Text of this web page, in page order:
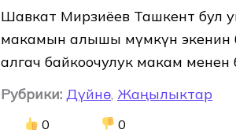
Шавкат Мирзиёев Ташкент бул
макамын алышы мүмкүн экенин
алгач байкоочулук макам
Рубрики: Дүйнө, Жаңылыктар
0 0